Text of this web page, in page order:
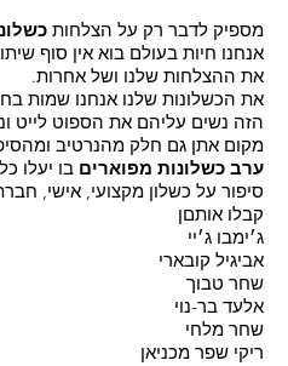
מספיק לדבר רק על הצלחות
אנחנו חיות בעולם בוא אין סוף
את ההצלחות שלנו ושל אחרות.
את הכשלונות שלנו אנחנו שמות
הזה נשים עליהם את הספוט לייט
מקום אתן גם חלק מהנרטיב
ערב כשלונות מפוארים בו יעלו
סיפור על כשלון מקצועי, אישי,
קבלו אותםן
ג׳ימבו ג׳יי
אביגיל קובארי
שחר טבוך
אלעד בר-נוי
שחר מלחי
ריקי שפר מכניאן